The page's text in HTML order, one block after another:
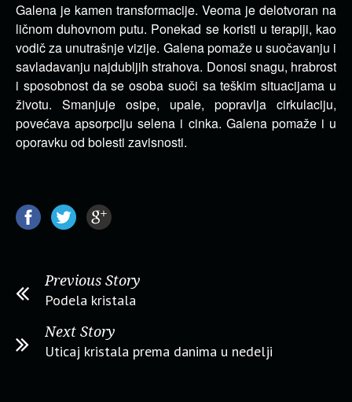
Galena je kamen transformacije. Veoma je delotvoran na
ličnom duhovnom putu. Ponekad se koristi u terapiji, kao
vodič za unutrašnje vizije. Galena pomaže u suočavanju i
savladavanju najdubljih strahova. Donosi snagu, hrabrost
i sposobnost da se osoba suoči sa teškim situacijama u
životu. Smanjuje osipe, upale, popravlja cirkulaciju,
povećava apsorpciju selena i cinka. Galena pomaže i u
oporavku od bolesti zavisnosti.
Previous Story
Podela kristala
Next Story
Uticaj kristala prema danima u nedelji